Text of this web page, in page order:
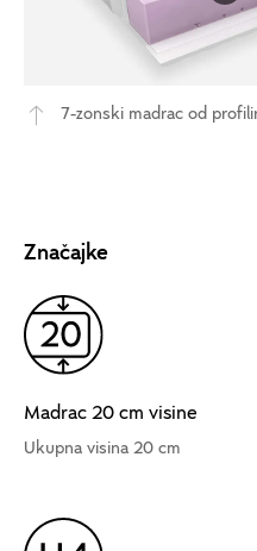
7-zonski madrac od
Značajke
Madrac 20 cm visine
Ukupna visina 20 cm